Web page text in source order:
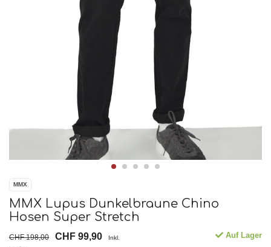
MMX
MMX Lupus Dunkelbraune Chino
Hosen Super Stretch
CHF 198,00 CHF 99,90
Inkl.
Auf Lager